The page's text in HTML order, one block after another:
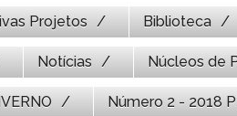
Projetos Biblioteca
Notícias Núcleos de
Número 2 - 2018